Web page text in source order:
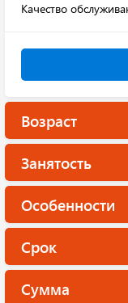
Качество
Возраст
Занятость
Особенности
Срок
Сумма